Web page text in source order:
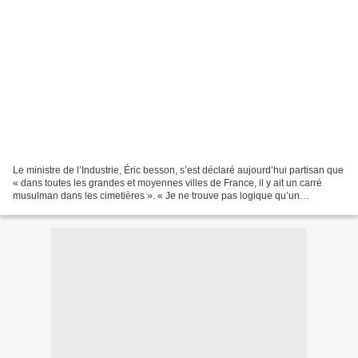
Le ministre de l’Industrie, Éric besson, s’est déclaré aujourd’hui partisan que
« dans toutes les grandes et moyennes villes de France, il y ait un carré
musulman dans les cimetières ». « Je ne trouve pas logique qu’un